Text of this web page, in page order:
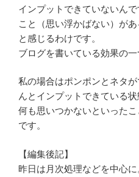
インプットできていないん
こと（思い浮かばない）が
と感じるわけです。
ブログを書いている効果の一
私の場合はポンポンとネタ
んとインプットできている状
何も思いつかないといった
です。
【編集後記】
昨日は月次処理などを中心に